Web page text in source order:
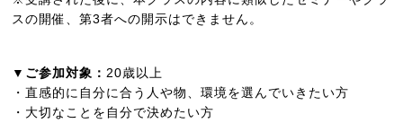
スの開催、第3者への開示はできません。
▼ご参加対象： 20歳以上
・直感的に自分に合う人や物、環境を選んでいきたい方
・大切なことを自分で決めたい方